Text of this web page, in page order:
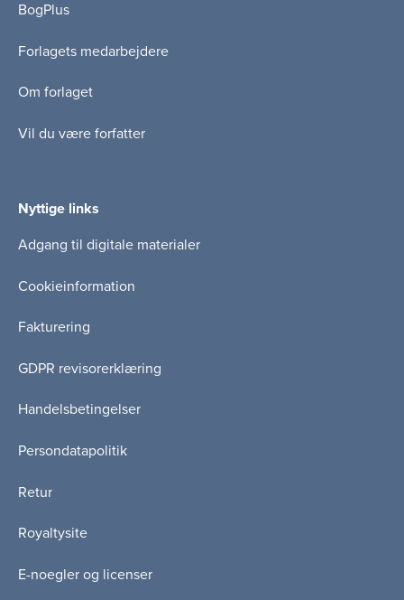
BogPlus
Forlagets medarbejdere
Om forlaget
Vil du være forfatter
Nyttige links
Adgang til digitale materialer
Cookieinformation
Fakturering
GDPR revisorerklæring
Handelsbetingelser
Persondatapolitik
Retur
Royaltysite
E-noegler og licenser